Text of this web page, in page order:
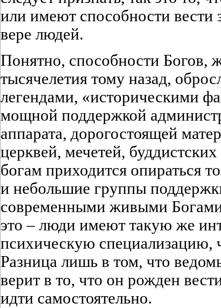
или имеют способности
вере людей.
Понятно, способности Богов,
тысячелетия тому назад,
легендами, «историческими
мощной поддержкой
аппарата, дорогостоящей
церквей, мечетей,
богам приходится опираться
и небольшие группы
современными живыми
это – люди имеют такую же
психическую
Разница лишь в том, что
верит в то, что он рожден
идти самостоятельно.